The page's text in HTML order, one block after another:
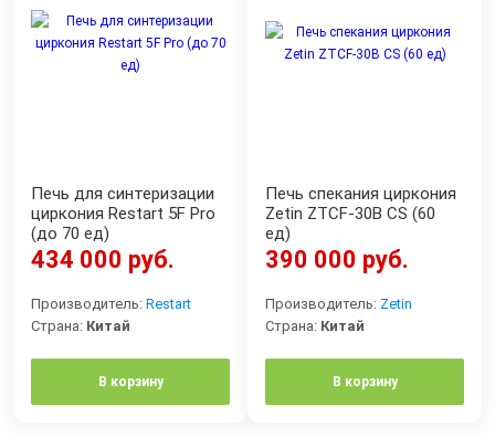
Печь для синтеризации
циркония Restart 5F Pro
(до 70 ед)
434 000 руб.
Производитель: Restart
Страна: Китай
В корзину
Печь спекания циркония
Zetin ZTCF-30B CS (60
ед)
390 000 руб.
Производитель: Zetin
Страна: Китай
В корзину